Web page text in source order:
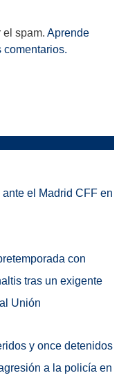
el spam. Aprende
comentarios.
ante el Madrid CFF en
con
tras un exigente
Unión
y once detenidos
a la policía en